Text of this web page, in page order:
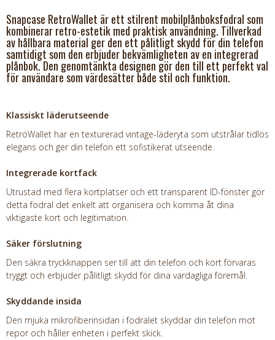
Snapcase RetroWallet är ett stilrent mobilplånboksfodral som
kombinerar retro-estetik med praktisk användning. Tillverkad
av hållbara material ger den ett pålitligt skydd för din telefon
samtidigt som den erbjuder bekvämligheten av en integrerad
plånbok. Den genomtänkta designen gör den till ett perfekt val
för användare som värdesätter både stil och funktion.
Klassiskt läderutseende
RetroWallet har en texturerad vintage-läderyta som utstrålar tidlös
elegans och ger din telefon ett sofistikerat utseende.
Integrerade kortfack
Utrustad med flera kortplatser och ett transparent ID-fönster gör
detta fodral det enkelt att organisera och komma åt dina
viktigaste kort och legitimation.
Säker förslutning
Den säkra tryckknappen ser till att din telefon och kort förvaras
tryggt och erbjuder pålitligt skydd för dina vardagliga föremål.
Skyddande insida
Den mjuka mikrofiberinsidan i fodralet skyddar din telefon mot
repor och håller enheten i perfekt skick.